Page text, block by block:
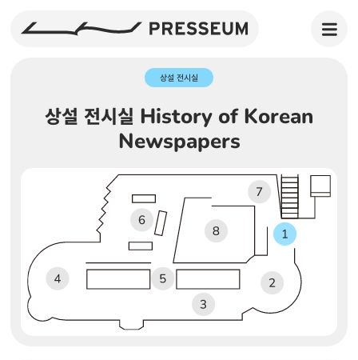
상설 전시실
상설 전시실 History of Korean
Newspapers